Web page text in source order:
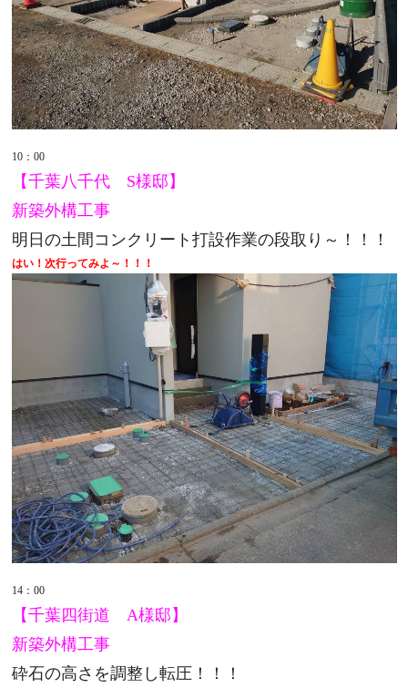
10：00
【千葉八千代 S様邸】
新築外構工事
明日の土間コンクリート打設作業の段取り～！！！
はい！次行ってみよ～！！！
14：00
【千葉四街道 A様邸】
新築外構工事
砕石の高さを調整し転圧！！！